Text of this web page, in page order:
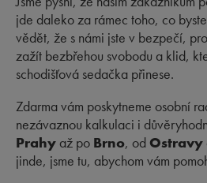
jde daleko za rámec toho, co
vědět, že s námi jste v bezpečí,
zažít bezbřehou svobodu a klid,
schodišťová sedačka přinese.
Zdarma vám poskytneme osobní
nezávaznou kalkulaci i
Prahy až po Brno, odOstravy
jinde, jsme tu, abychom vám